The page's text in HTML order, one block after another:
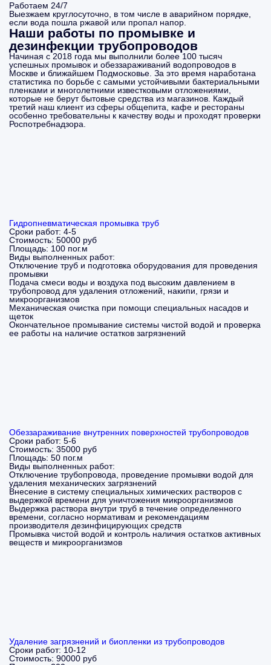
Работаем 24/7
Выезжаем круглосуточно, в том числе в аварийном порядке,
если вода пошла ржавой или пропал напор.
Наши работы по промывке и
дезинфекции трубопроводов
Начиная с 2018 года мы выполнили более 100 тысяч
успешных промывок и обеззараживаний водопроводов в
Москве и ближайшем Подмосковье. За это время наработана
статистика по борьбе с самыми устойчивыми бактериальными
пленками и многолетними известковыми отложениями,
которые не берут бытовые средства из магазинов. Каждый
третий наш клиент из сферы общепита, кафе и рестораны
особенно требовательны к качеству воды и проходят проверки
Роспотребнадзора.
Гидропневматическая промывка труб
Сроки работ: 4-5
Стоимость: 50000 руб
Площадь: 100 пог.м
Виды выполненных работ:
Отключение труб и подготовка оборудования для проведения
промывки
Подача смеси воды и воздуха под высоким давлением в
трубопровод для удаления отложений, накипи, грязи и
микроорганизмов
Механическая очистка при помощи специальных насадов и
щеток
Окончательное промывание системы чистой водой и проверка
ее работы на наличие остатков загрязнений
Обеззараживание внутренних поверхностей трубопроводов
Сроки работ: 5-6
Стоимость: 35000 руб
Площадь: 50 пог.м
Виды выполненных работ:
Отключение трубопровода, проведение промывки водой для
удаления механических загрязнений
Внесение в систему специальных химических растворов с
выдержкой времени для уничтожения микроорганизмов
Выдержка раствора внутри труб в течение определенного
времени, согласно нормативам и рекомендациям
производителя дезинфицирующих средств
Промывка чистой водой и контроль наличия остатков активных
веществ и микроорганизмов
Удаление загрязнений и биопленки из трубопроводов
Сроки работ: 10-12
Стоимость: 90000 руб